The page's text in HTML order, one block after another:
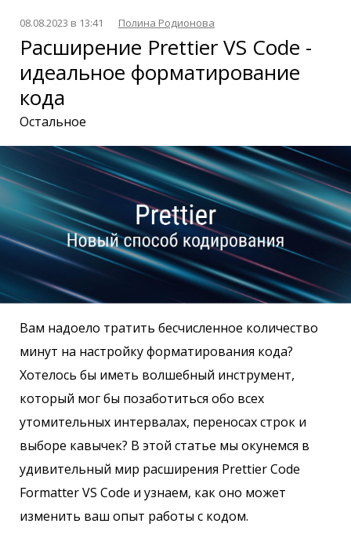
08.08.2023 в 13:41 Полина Родионова
Расширение Prettier VS Code -
идеальное форматирование
кода
Остальное
Вам надоело тратить бесчисленное количество
минут на настройку форматирования кода?
Хотелось бы иметь волшебный инструмент,
который мог бы позаботиться обо всех
утомительных интервалах, переносах строк и
выборе кавычек? В этой статье мы окунемся в
удивительный мир расширения Prettier Code
Formatter VS Code и узнаем, как оно может
изменить ваш опыт работы с кодом.